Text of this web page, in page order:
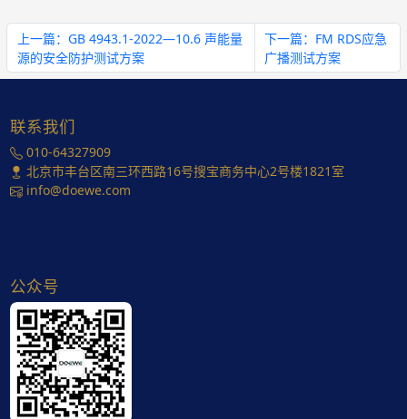
上一篇：GB 4943.1-2022—10.6 声能量
源的安全防护测试方案
下一篇：FM RDS应急
广播测试方案
联系我们
010-64327909
北京市丰台区南三环西路16号搜宝商务中心2号楼1821室
info@doewe.com
公众号